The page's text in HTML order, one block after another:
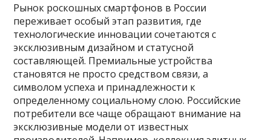
Рынок роскошных смартфонов в России
переживает особый этап развития, где
технологические инновации сочетаются с
эксклюзивным дизайном и статусной
составляющей. Премиальные устройства
становятся не просто средством связи, а
символом успеха и принадлежности к
определенному социальному слою. Российские
потребители все чаще обращают внимание на
эксклюзивные модели от известных